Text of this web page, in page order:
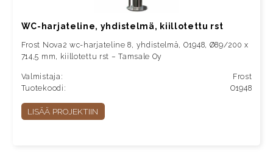
WC-harjateline, yhdistelmä, kiillotettu rst
Frost Nova2 wc-harjateline 8, yhdistelmä, O1948, Ø89/200 x
714,5 mm, kiillotettu rst – Tamsale Oy
Valmistaja:
Frost
Tuotekoodi:
O1948
LISÄÄ PROJEKTIIN